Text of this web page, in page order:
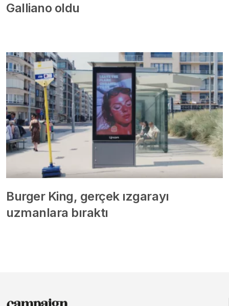
Galliano oldu
Burger King, gerçek ızgarayı
uzmanlara bıraktı